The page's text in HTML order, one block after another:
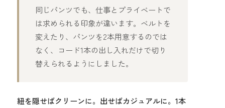
同じパンツでも、仕事とプライベートで
は求められる印象が違います。ベルトを
変えたり、パンツを2本用意するのでは
なく、コード1本の出し入れだけで切り
替えられるようにしました。
紐を隠せばクリーンに。出せばカジュアルに。1本